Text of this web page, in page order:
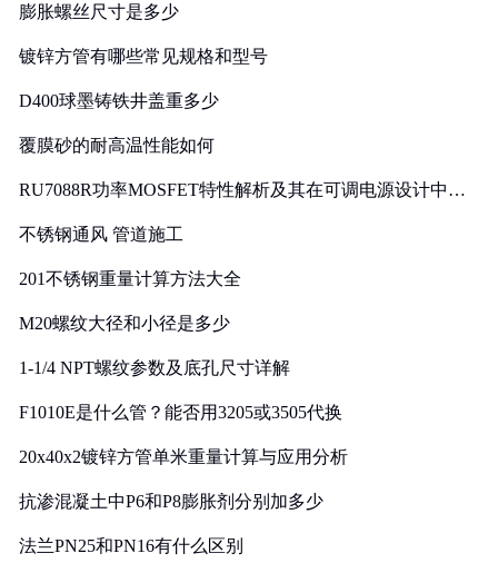
膨胀螺丝尺寸是多少
镀锌方管有哪些常见规格和型号
D400球墨铸铁井盖重多少
覆膜砂的耐高温性能如何
RU7088R功率MOSFET特性解析及其在可调电源设计中的
不锈钢通风 管道施工
201不锈钢重量计算方法大全
M20螺纹大径和小径是多少
1-1/4 NPT螺纹参数及底孔尺寸详解
F1010E是什么管？能否用3205或3505代换
20x40x2镀锌方管单米重量计算与应用分析
抗渗混凝土中P6和P8膨胀剂分别加多少
法兰PN25和PN16有什么区别